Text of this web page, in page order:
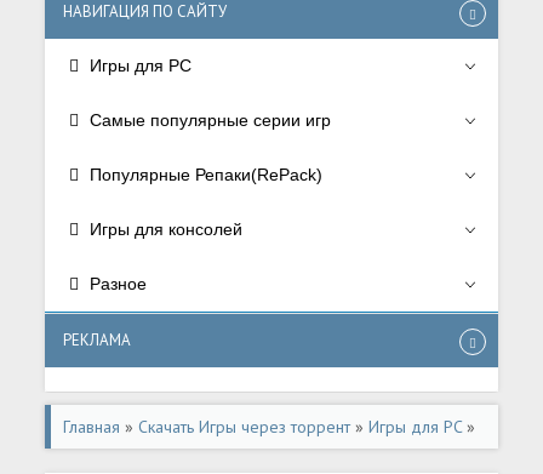
НАВИГАЦИЯ ПО САЙТУ
Игры для PC
Самые популярные серии игр
Популярные Репаки(RePack)
Игры для консолей
Разное
РЕКЛАМА
Главная » Скачать Игры через торрент»Игры для PC»